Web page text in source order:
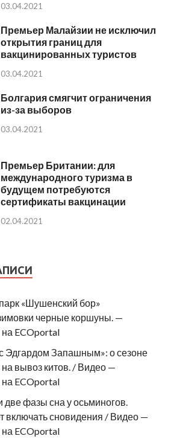
03.04.2021
Премьер Малайзии не исключил
открытия границ для
вакцинированных туристов
03.04.2021
Болгария смягчит ограничения
из-за выборов
03.04.2021
Премьер Британии: для
международного туризма в
будущем потребуются
сертификаты вакцинации
02.04.2021
«Шушенский бор»
черные коршуны. —
на ECOportal
Эдгардом Запашным»: о сезоне
вывоз китов. / Видео —
на ECOportal
фазы сна у осьминогов.
включать сновидения / Видео —
на ECOportal